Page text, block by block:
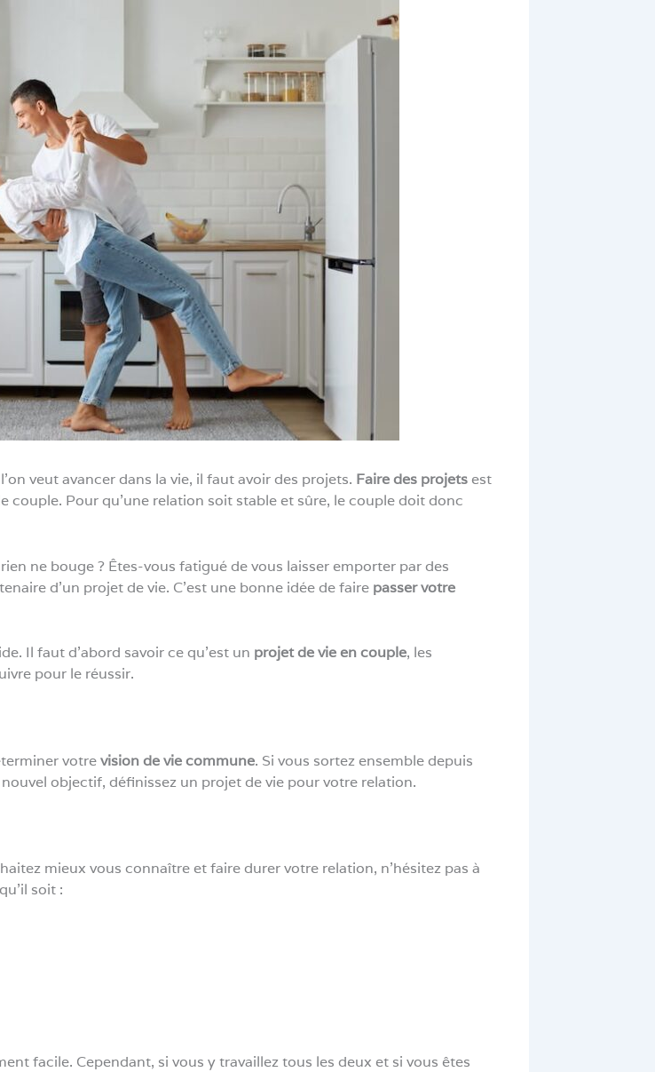
veut avancer dans la vie, il faut avoir des projets. Faire des projets est
couple. Pour qu’une relation soit stable et sûre, le couple doit donc
ne bouge ? Êtes-vous fatigué de vous laisser emporter par des
d’un projet de vie. C’est une bonne idée de faire passer votre
Il faut d’abord savoir ce qu’est un projet de vie en couple, les
pour le réussir.
votrevision de vie commune. Si vous sortez ensemble depuis
objectif, définissez un projet de vie pour votre relation.
mieux vous connaître et faire durer votre relation, n’hésitez pas à
soit :
facile. Cependant, si vous y travaillez tous les deux et si vous êtes